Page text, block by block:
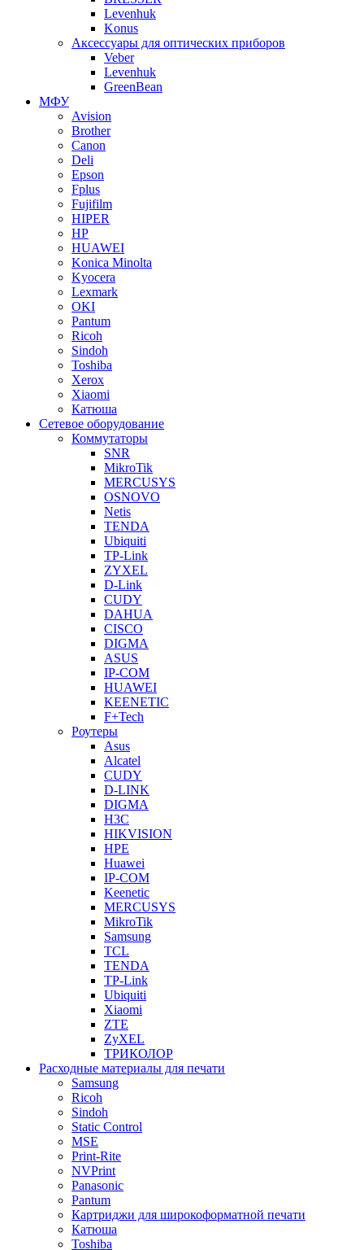
Levenhuk
Konus
Аксессуары для оптических приборов
Veber
Levenhuk
GreenBean
МФУ
Avision
Brother
Canon
Deli
Epson
Fplus
Fujifilm
HIPER
HP
HUAWEI
Konica Minolta
Kyocera
Lexmark
OKI
Pantum
Ricoh
Sindoh
Toshiba
Xerox
Xiaomi
Катюша
Сетевое оборудование
Коммутаторы
SNR
MikroTik
MERCUSYS
OSNOVO
Netis
TENDA
Ubiquiti
TP-Link
ZYXEL
D-Link
CUDY
DAHUA
CISCO
DIGMA
ASUS
IP-COM
HUAWEI
KEENETIC
F+Tech
Роутеры
Asus
Alcatel
CUDY
D-LINK
DIGMA
H3C
HIKVISION
HPE
Huawei
IP-COM
Keenetic
MERCUSYS
MikroTik
Samsung
TCL
TENDA
TP-Link
Ubiquiti
Xiaomi
ZTE
ZyXEL
ТРИКОЛОР
Расходные материалы для печати
Samsung
Ricoh
Sindoh
Static Control
MSE
Print-Rite
NVPrint
Panasonic
Pantum
Картриджи для широкоформатной печати
Катюша
Toshiba